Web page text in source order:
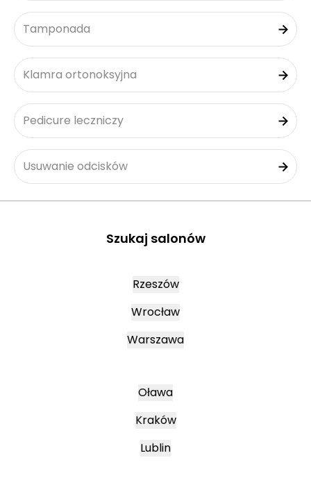
Tamponada
Klamra ortonoksyjna
Pedicure leczniczy
Usuwanie odcisków
Szukaj salonów
Rzeszów
Wrocław
Warszawa
Oława
Kraków
Lublin